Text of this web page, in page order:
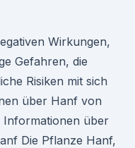
Wirkungen,
Gefahren, die
Risiken mit sich
über Hanf von
Informationen über
Die Pflanze Hanf,